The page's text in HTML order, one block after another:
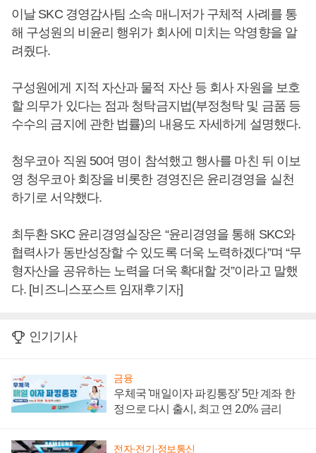
이날 SKC 경영감사팀 소속 매니저가 구체적 사례를 통
해 구성원의 비윤리 행위가 회사에 미치는 악영향을 알
려줬다.
구성원에게 지적 자산과 물적 자산 등 회사 자원을 보호
할 의무가 있다는 점과 청탁금지법(부정청탁 및 금품 등
수수의 금지에 관한 법률)의 내용도 자세하게 설명했다.
청우코아 직원 50여 명이 참석했고 행사를 마친 뒤 이보
영 청우코아 회장을 비롯한 경영진은 윤리경영을 실천
하기로 서약했다.
최두환 SKC 윤리경영실장은 “윤리경영을 통해 SKC와
협력사가 동반성장할 수 있도록 더욱 노력하겠다”며 “무
형자산을 공유하는 노력을 더욱 확대할 것”이라고 말했
다. [비즈니스포스트 임재후기자]
인기기사
금융
우체국 '매일이자 파킹통장' 5만 계좌 한
정으로 다시 출시, 최고 연 2.0% 금리
전자·전기·정보통신